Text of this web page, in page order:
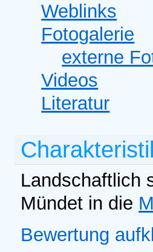
Weblinks
Fotogalerie
externe
Videos
Literatur
Landschaftlich
Mündet in die
Bewertung